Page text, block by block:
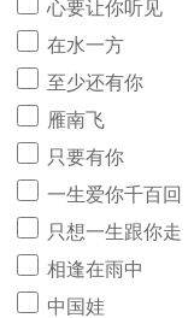
心要让你听见
在水一方
至少还有你
雁南飞
只要有你
一生爱你千百回
只想一生跟你走
相逢在雨中
中国娃